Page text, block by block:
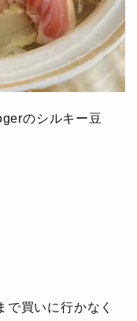
のシルキー豆
買いに行かなく